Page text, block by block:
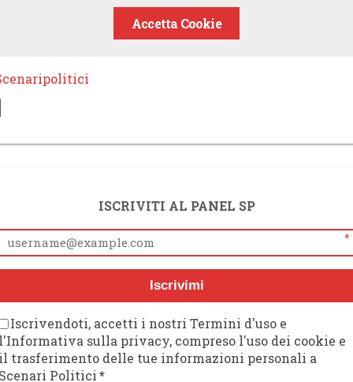
Accetta Cookie
ISCRIVITI AL PANEL SP
*
Iscrivimi
Iscrivendoti, accetti i nostri Termini d'uso e
sulla privacy, compreso l'uso dei cookie e
trasferimento delle tue informazioni personali a
Politici*